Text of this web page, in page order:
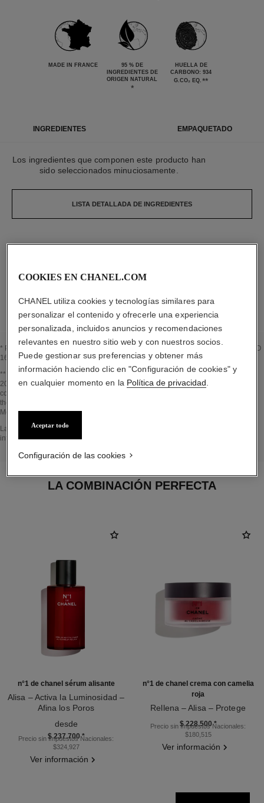
MADE IN FRANCE
95 % DE
INGREDIENTES DE
ORIGEN NATURAL
*
HUELLA DE
CARBONO: 934
G.CO₂ EQ. **
INGREDIENTES EMPAQUETADO
Los ingredientes que componen este producto han
sido seleccionados minuciosamente.
LISTA DETALLADA DE INGREDIENTES
Los elementos que componen este envase han
* Proporción de ingredientes y derivados naturales calculada según la norma ISO
16128
Volver al título↩
** Estimation calculated in April 2021 using the method published by the IPCC in
2013 and in compliance with ISO 14067. Scope of analysis: manufacture of
cosmetic ingredients and packaging components, production, distribution, use of
the product (if relevant to the product) and end of life of the packaging.
Methodology verified by Bureau Veritas.
Volver al título↩
La sección EN EL CORAZÓN DEL PRODUCTO se ha elaborado a partir de
información recopilada y validada en abril 2021.
LA COMBINACIÓN PERFECTA
n°1 de chanel sérum alisante
Alisa – Activa la Luminosidad –
Afina los Poros
desde
$ 237.700*
Precio sin Impuestos Nacionales:
$324,927
Ver información
n°1 de chanel crema con camelia
roja
Rellena – Alisa – Protege
Ref. 140050
$ 228.500*
Precio sin Impuestos Nacionales:
$180,515
Ver información
COOKIES EN CHANEL.COM
CHANEL utiliza cookies y tecnologías similares para
personalizar el contenido y ofrecerle una experiencia
personalizada, incluidos anuncios y recomendaciones
relevantes en nuestro sitio web y con nuestros socios.
Puede gestionar sus preferencias y obtener más
información haciendo clic en "Configuración de cookies" y
en cualquier momento en la Política de privacidad
Aceptar todo
Configuración de las cookies